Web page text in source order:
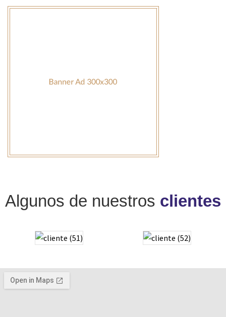
Algunos de nuestros clientes